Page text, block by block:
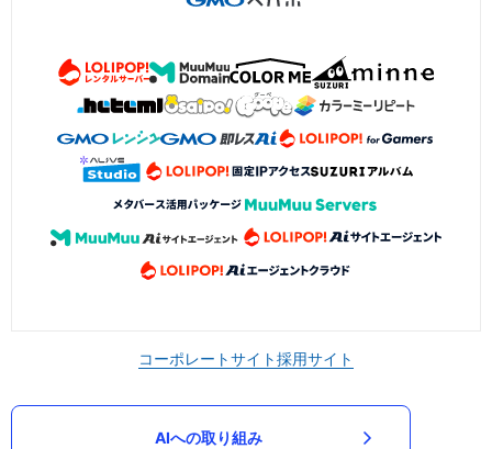
コーポレートサイト採用サイト
AIへの取り組み